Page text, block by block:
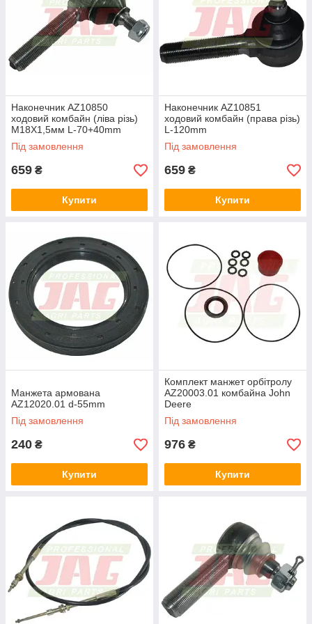
Наконечник AZ10850
ходовий комбайн (ліва різь)
М18Х1,5мм L-70+40mm
Під замовлення
659 ₴
Купити
Наконечник AZ10851
ходовий комбайн (права різь)
L-120mm
Під замовлення
659 ₴
Купити
Манжета армована
AZ12020.01 d-55mm
Під замовлення
240 ₴
Купити
Комплект манжет орбітролу
AZ20003.01 комбайна John
Deere
Під замовлення
976 ₴
Купити